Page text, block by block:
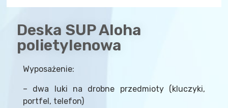
Deska SUP Aloha
polietylenowa
Wyposażenie:
– dwa luki na drobne przedmioty (kluczyki,
portfel, telefon)